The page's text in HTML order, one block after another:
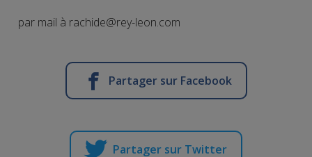
par mail à rachide@rey-leon.com
Partager sur Facebook
Partager sur Twitter